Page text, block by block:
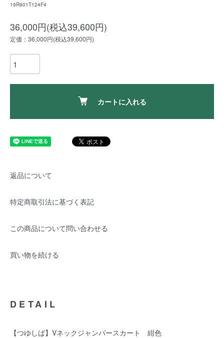
19R901T124F4
36,000円(税込39,600円)
定価：36,000円(税込39,600円)
カートに入れる
返品について
特定商取引法に基づく表記
この商品について問い合わせる
買い物を続ける
DETAIL
【つゆしば】Vネックジャンパースカート 紺色